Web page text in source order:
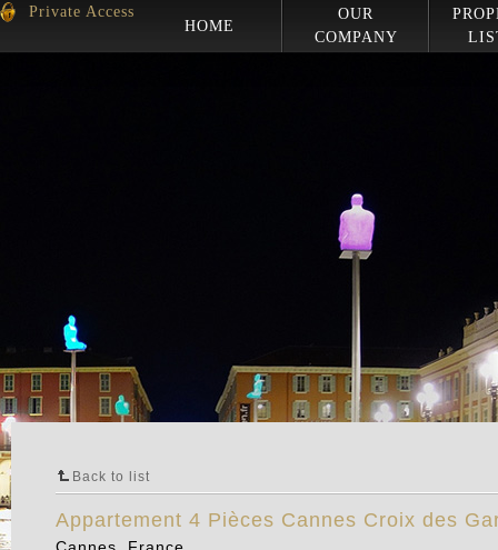
Private Access
HOME
OUR
COMPANY
Back to list
Appartement 4 Pièces Cannes Croix des